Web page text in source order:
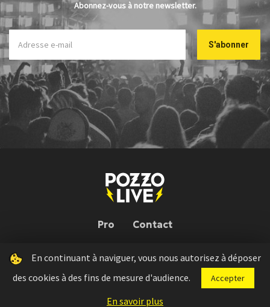
Abonnez-vous à notre newsletter.
Pro Contact
Pozzo Live © 2026 | Conception : Pozzo Team, avec l'aide deBloop
Press kit Règlement concours Mentions légales
En continuant à naviguer, vous nous autorisez à déposer
des cookies à des fins de mesure d'audience.
Accepter
En savoir plus